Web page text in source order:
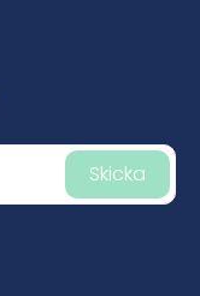
Skicka